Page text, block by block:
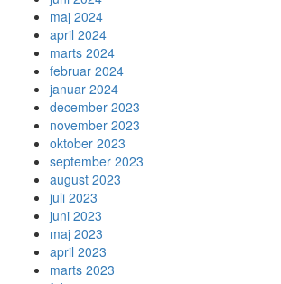
maj 2024
april 2024
marts 2024
februar 2024
januar 2024
december 2023
november 2023
oktober 2023
september 2023
august 2023
juli 2023
juni 2023
maj 2023
april 2023
marts 2023